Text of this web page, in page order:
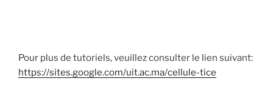
Pour plus de tutoriels, veuillez consulter le lien suivant:
https://sites.google.com/uit.ac.ma/cellule-tice